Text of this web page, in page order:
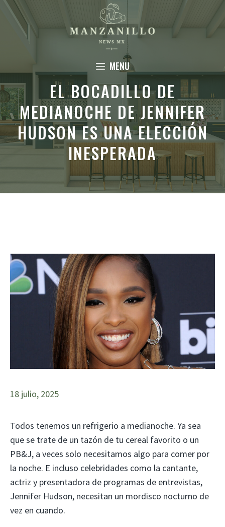
Saltar
contenido
MENU
EL BOCADILLO DE
MEDIANOCHE DE JENNIFER
HUDSON ES UNA ELECCIÓN
INESPERADA
18 julio, 2025
Todos tenemos un refrigerio a medianoche. Ya sea
que se trate de un tazón de tu cereal favorito o un
PB&J, a veces solo necesitamos algo para comer por
la noche. E incluso celebridades como la cantante,
actriz y presentadora de programas de entrevistas,
Jennifer Hudson, necesitan un mordisco nocturno de
vez en cuando.